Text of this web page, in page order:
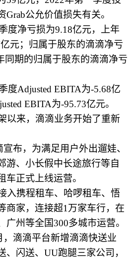
公允价值损失有关。
度净亏损为9.18亿元，上年
元；归属于股东的滴滴净亏
同期的归属于股东的滴滴净亏
度Adjusted EBITA为-5.68亿
EBITA为-95.73亿元。
以来，滴滴业务开始了重新
布，为满足用户外出遛娃、
游、小长假中长途旅行等自
车正式上线运营。
入携程租车、哈啰租车、悟
商家，连接超1万家车行，在
广州等全国300多城市运营。
，滴滴平台新增滴滴快送业
、闪送、UU跑腿三家公司，